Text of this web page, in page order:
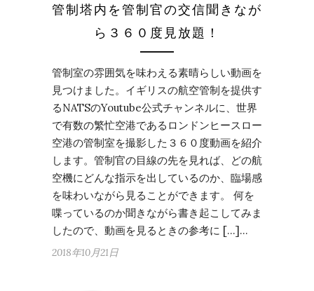
管制塔内を管制官の交信聞きなが
ら３６０度見放題！
管制室の雰囲気を味わえる素晴らしい動画を
見つけました。イギリスの航空管制を提供す
るNATSのYoutube公式チャンネルに、世界
で有数の繁忙空港であるロンドンヒースロー
空港の管制室を撮影した３６０度動画を紹介
します。管制官の目線の先を見れば、どの航
空機にどんな指示を出しているのか、臨場感
を味わいながら見ることができます。 何を
喋っているのか聞きながら書き起こしてみま
したので、動画を見るときの参考に […]…
2018年10月21日